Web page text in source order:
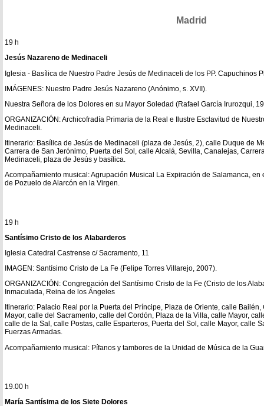
Madrid
19 h
Jesús Nazareno de Medinaceli
Iglesia - Basílica de Nuestro Padre Jesús de Medinaceli de los PP. Capuchinos
IMÁGENES: Nuestro Padre Jesús Nazareno (Anónimo, s. XVII).
Nuestra Señora de los Dolores en su Mayor Soledad (Rafael García Irurozqui,
ORGANIZACIÓN: Archicofradía Primaria de la Real e Ilustre Esclavitud de
Medinaceli.
Itinerario: Basílica de Jesús de Medinaceli (plaza de Jesús, 2), calle Duque de
Carrera de San Jerónimo, Puerta del Sol, calle Alcalá, Sevilla, Canalejas,
Medinaceli, plaza de Jesús y basílica.
Acompañamiento musical: Agrupación Musical La Expiración de Salamanca,
de Pozuelo de Alarcón en la Virgen.
19 h
Santísimo Cristo de los Alabarderos
Iglesia Catedral Castrense c/ Sacramento, 11
IMAGEN: Santísimo Cristo de La Fe (Felipe Torres Villarejo, 2007).
ORGANIZACIÓN: Congregación del Santísimo Cristo de la Fe (Cristo de los
Inmaculada, Reina de los Ángeles
Itinerario: Palacio Real por la Puerta del Príncipe, Plaza de Oriente, calle
Mayor, calle del Sacramento, calle del Cordón, Plaza de la Villa, calle Mayor,
calle de la Sal, calle Postas, calle Esparteros, Puerta del Sol, calle Mayor, calle
Fuerzas Armadas.
Acompañamiento musical: Pífanos y tambores de la Unidad de Música de la
19.00 h
María Santísima de los Siete Dolores